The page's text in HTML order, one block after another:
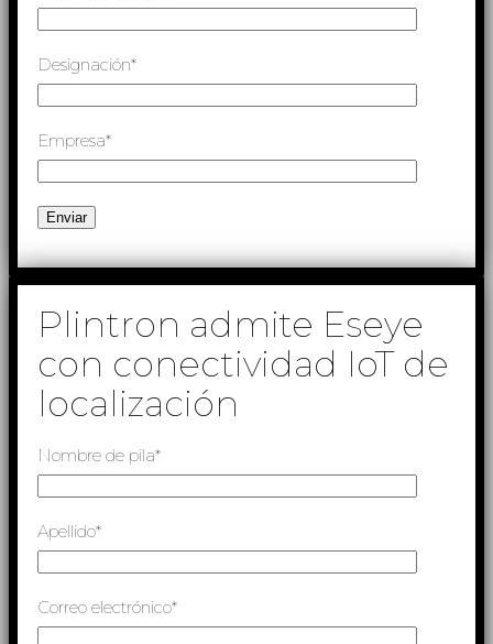
Designación*
Empresa*
Plintron admite Eseye
con conectividad IoT de
localización
Nombre de pila*
Apellido*
Correo electrónico*